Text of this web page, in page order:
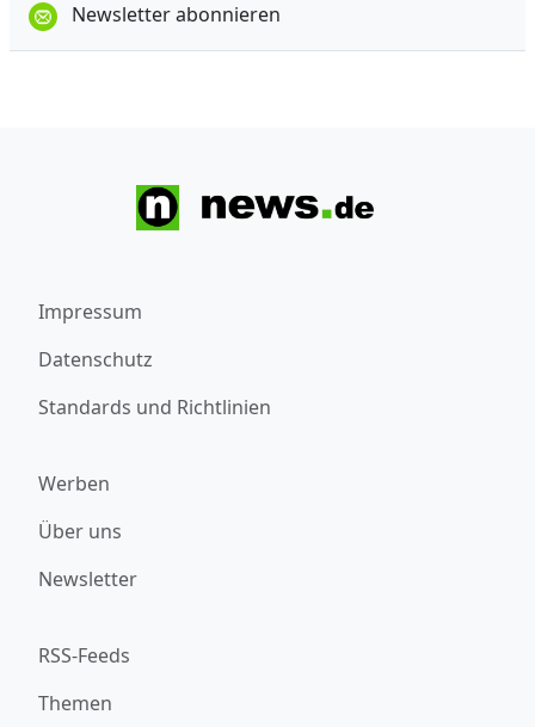
Newsletter abonnieren
Impressum
Datenschutz
Standards und Richtlinien
Werben
Über uns
Newsletter
RSS-Feeds
Themen